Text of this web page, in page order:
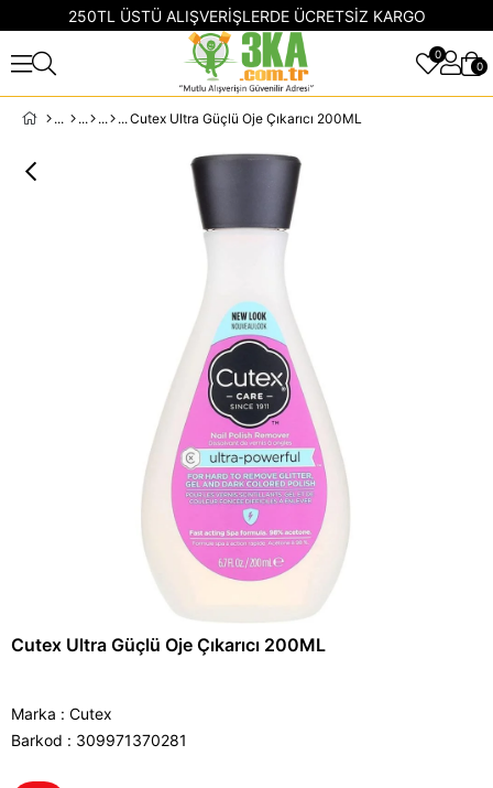
250TL ÜSTÜ ALIŞVERİŞLERDE ÜCRETSİZ KARGO
0
0
Cutex Ultra Güçlü Oje Çıkarıcı 200ML
Cutex Ultra Güçlü Oje Çıkarıcı 200ML
Marka : Cutex
Barkod : 309971370281